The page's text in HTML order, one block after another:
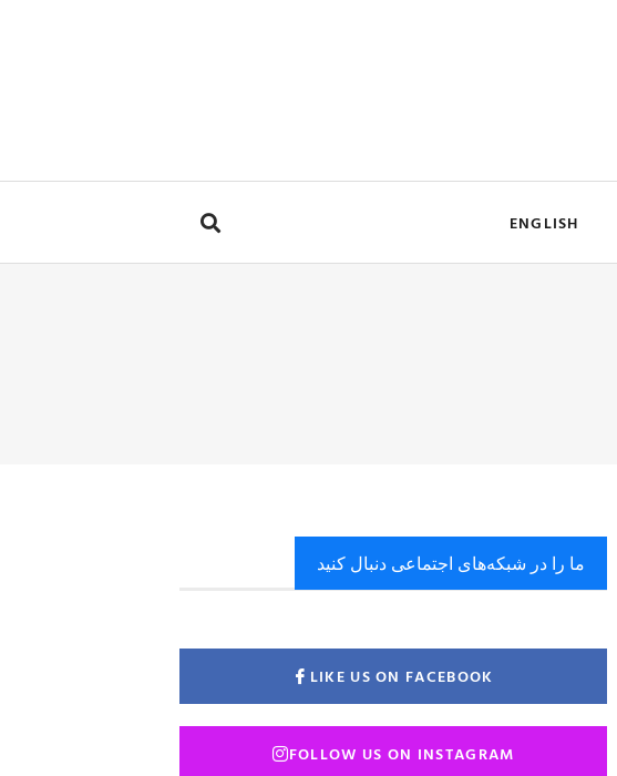
ENGLISH
ما را در شبکه‌های اجتماعی دنبال کنید
LIKE US ON FACEBOOK
FOLLOW US ON INSTAGRAM